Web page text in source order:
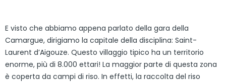
E visto che abbiamo appena parlato della gara della
Camargue, dirigiamo la capitale della disciplina: Saint-
Laurent d’Aigouze. Questo villaggio tipico ha un territorio
enorme, più di 8.000 ettari! La maggior parte di questa zona
è coperta da campi di riso. In effetti, la raccolta del riso